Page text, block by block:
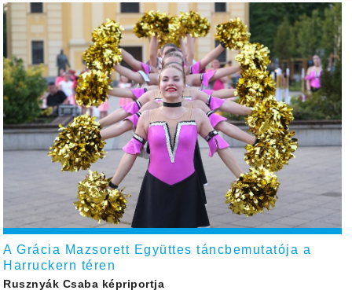
A Grácia Mazsorett Együttes táncbemutatója a
Harruckern téren
Rusznyák Csaba képriportja